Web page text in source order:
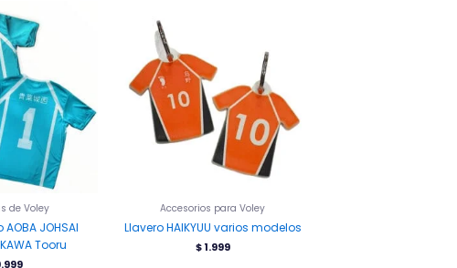
de Voley
JOHSAI
Tooru
Este
producto
tiene
múltiples
variantes.
Las
opciones
se
pueden
en
página
de
producto
Accesorios para Voley
Llavero HAIKYUU varios modelos
$1.999
múltiples
variantes.
Las
opciones
se
pueden
elegir
página
de
producto